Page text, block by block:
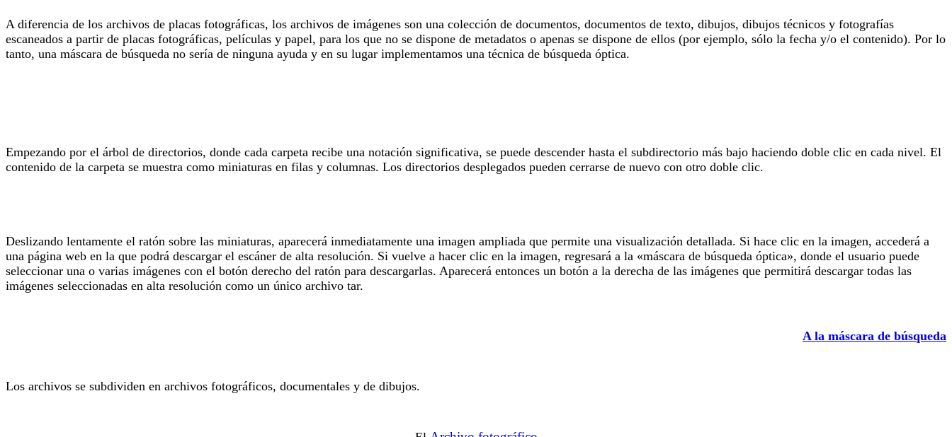
A diferencia de los archivos de placas fotográficas, los archivos de imágenes son una colección de documentos, documentos de texto, dibujos, dibujos técnicos y fotografías
escaneados a partir de placas fotográficas, películas y papel, para los que no se dispone de metadatos o apenas se dispone de ellos (por ejemplo, sólo la fecha y/o el contenido). Por lo
tanto, una máscara de búsqueda no sería de ninguna ayuda y en su lugar implementamos una técnica de búsqueda óptica.
Empezando por el árbol de directorios, donde cada carpeta recibe una notación significativa, se puede descender hasta el subdirectorio más bajo haciendo doble clic en cada nivel. El
contenido de la carpeta se muestra como miniaturas en filas y columnas. Los directorios desplegados pueden cerrarse de nuevo con otro doble clic.
Deslizando lentamente el ratón sobre las miniaturas, aparecerá inmediatamente una imagen ampliada que permite una visualización detallada. Si hace clic en la imagen, accederá a
una página web en la que podrá descargar el escáner de alta resolución. Si vuelve a hacer clic en la imagen, regresará a la «máscara de búsqueda óptica», donde el usuario puede
seleccionar una o varias imágenes con el botón derecho del ratón para descargarlas. Aparecerá entonces un botón a la derecha de las imágenes que permitirá descargar todas las
imágenes seleccionadas en alta resolución como un único archivo tar.
A la máscara de búsqueda
Los archivos se subdividen en archivos fotográficos, documentales y de dibujos.